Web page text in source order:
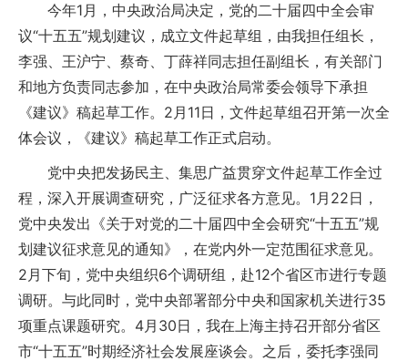
今年1月，中央政治局决定，党的二十届四中全会审
议“十五五”规划建议，成立文件起草组，由我担任组长，
李强、王沪宁、蔡奇、丁薛祥同志担任副组长，有关部门
和地方负责同志参加，在中央政治局常委会领导下承担
《建议》稿起草工作。2月11日，文件起草组召开第一次全
体会议，《建议》稿起草工作正式启动。
党中央把发扬民主、集思广益贯穿文件起草工作全过
程，深入开展调查研究，广泛征求各方意见。1月22日，
党中央发出《关于对党的二十届四中全会研究“十五五”规
划建议征求意见的通知》，在党内外一定范围征求意见。
2月下旬，党中央组织6个调研组，赴12个省区市进行专题
调研。与此同时，党中央部署部分中央和国家机关进行35
项重点课题研究。4月30日，我在上海主持召开部分省区
市“十五五”时期经济社会发展座谈会。之后，委托李强同